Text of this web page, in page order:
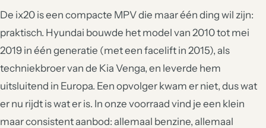
De ix20 is een compacte MPV die maar één ding wil zijn:
praktisch. Hyundai bouwde het model van 2010 tot mei
2019 in één generatie (met een facelift in 2015), als
techniekbroer van de Kia Venga, en leverde hem
uitsluitend in Europa. Een opvolger kwam er niet, dus wat
er nu rijdt is wat er is. In onze voorraad vind je een klein
maar consistent aanbod: allemaal benzine, allemaal